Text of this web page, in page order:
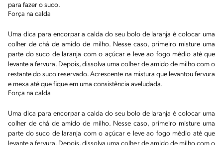
para fazer o suco.
Força na calda
Uma dica para encorpar a calda do seu bolo de laranja é colocar uma
colher de chá de amido de milho. Nesse caso, primeiro misture uma
parte do suco de laranja com o açúcar e leve ao fogo médio até que
levante a fervura. Depois, dissolva uma colher de amido de milho com o
restante do suco reservado. Acrescente na mistura que levantou fervura
e mexa até que fique em uma consistência aveludada.
Força na calda
Uma dica para encorpar a calda do seu bolo de laranja é colocar uma
colher de chá de amido de milho. Nesse caso, primeiro misture uma
parte do suco de laranja com o açúcar e leve ao fogo médio até que